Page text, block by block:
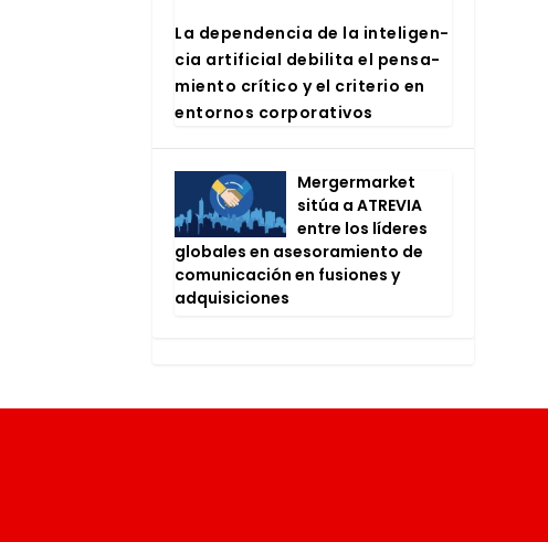
La depen­den­cia de la inte­li­gen­
cia arti­fi­cial debi­li­ta el pen­sa­
mien­to crí­ti­co y el cri­te­rio en
entor­nos cor­po­ra­ti­vos
Mer­ger­mar­ket
sitúa a ATRE­VIA
entre los líde­res
glo­ba­les en ase­so­ra­mien­to de
comu­ni­ca­ción en fusio­nes y
adqui­si­cio­nes